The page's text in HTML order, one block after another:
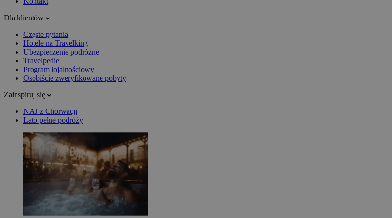
Dla klientów
Częste pytania
Hotele na Travelking
Ubezpieczenie podróżne
Travelpedie
Program lojalnościowy
Osobiście zweryfikowane pobyty
Zainspiruj się
NAJ z Chorwacji
Lato pełne podróży